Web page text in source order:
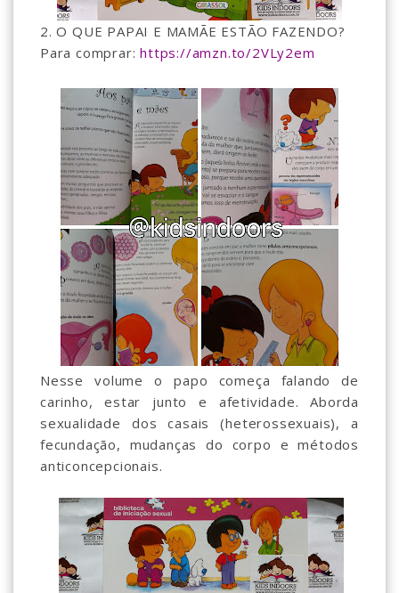
2. O QUE PAPAI E MAMÃE ESTÃO FAZENDO?
Para comprar:https://amzn.to/2VLy2em
Nesse volume o papo começa falando de
carinho, estar junto e afetividade. Aborda
sexualidade dos casais (heterossexuais), a
fecundação, mudanças do corpo e métodos
anticoncepcionais.